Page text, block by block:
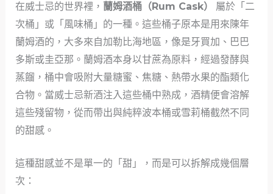
在威士忌的世界裡， 蘭姆酒桶（Rum Cask）
屬於「二
次桶」或「風味桶」的一種。這些桶子原本是用來陳年
蘭姆酒的，大多來自加勒比海地區，像是牙買加、巴巴
多斯或圭亞那。蘭姆酒本身以甘蔗為原料，經過發酵與
蒸餾，桶中會吸附大量糖蜜、焦糖、熱帶水果的酯類化
合物。當威士忌新酒注入這些桶中熟成，酒精便會溶解
這些殘留物，從而帶出與純粹波本桶或雪莉桶截然不同
的甜感。
這種甜感並不是單一的「甜」，而是可以拆解成幾個層
次：